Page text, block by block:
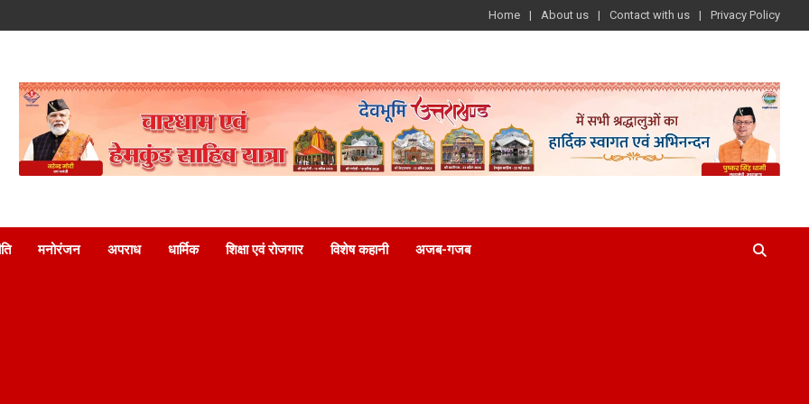
Home About us Contact with us Privacy Policy
मनोरंजन अपराध धार्मिक शिक्षा एवं रोजगार विशेष कहानी अजब-गजब